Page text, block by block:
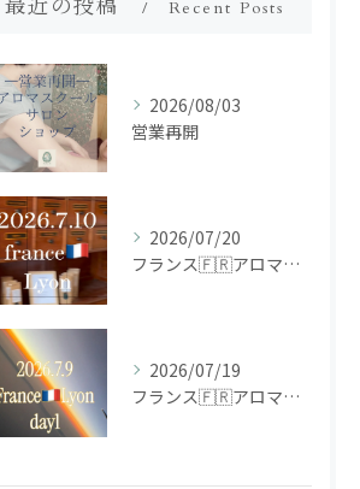
最近の投稿 Recent Posts
2026/08/03
営業再開
2026/07/20
フランス🇫🇷アロマ研修ツアー𝗱𝗮𝘆𝟮
2026/07/19
フランス🇫🇷アロマ研修ツアー𝗱𝗮𝘆𝟭